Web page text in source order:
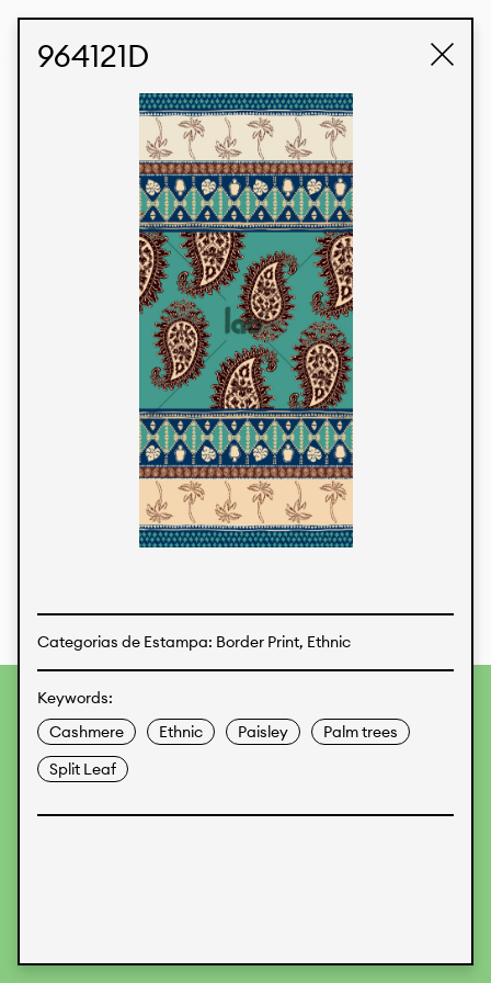
Para fornecer as melhores experiências, usamos
tecnologias como cookies para armazenar e/ou acessar
informações do dispositivo. O consentimento para essas
tecnologias nos permitirá processar dados como
comportamento de navegação ou IDs exclusivos neste site.
negativamente certos recursos e funções.
964121D
Categorias de Estampa: Border Print, Ethnic
Keywords:
Cashmere
Ethnic Paisley
Palm trees
Split Leaf
KALIMO CONTATO
Produtos
Temos orgulho de expressar nossa identidade
brasileira por meio de nossos tecidos e estampas
personalizadas, trabalhando em colaboração
com nossos clientes e dando vida aos seus
conceitos e criações. Nossa extensa linha de
produtos tem opções para diferentes mercados.
Oferecemos também tecidos ecológicos e
tecnológicos que podem ser acabados em
qualquer cor sólida ou impressão digital.
Estampas